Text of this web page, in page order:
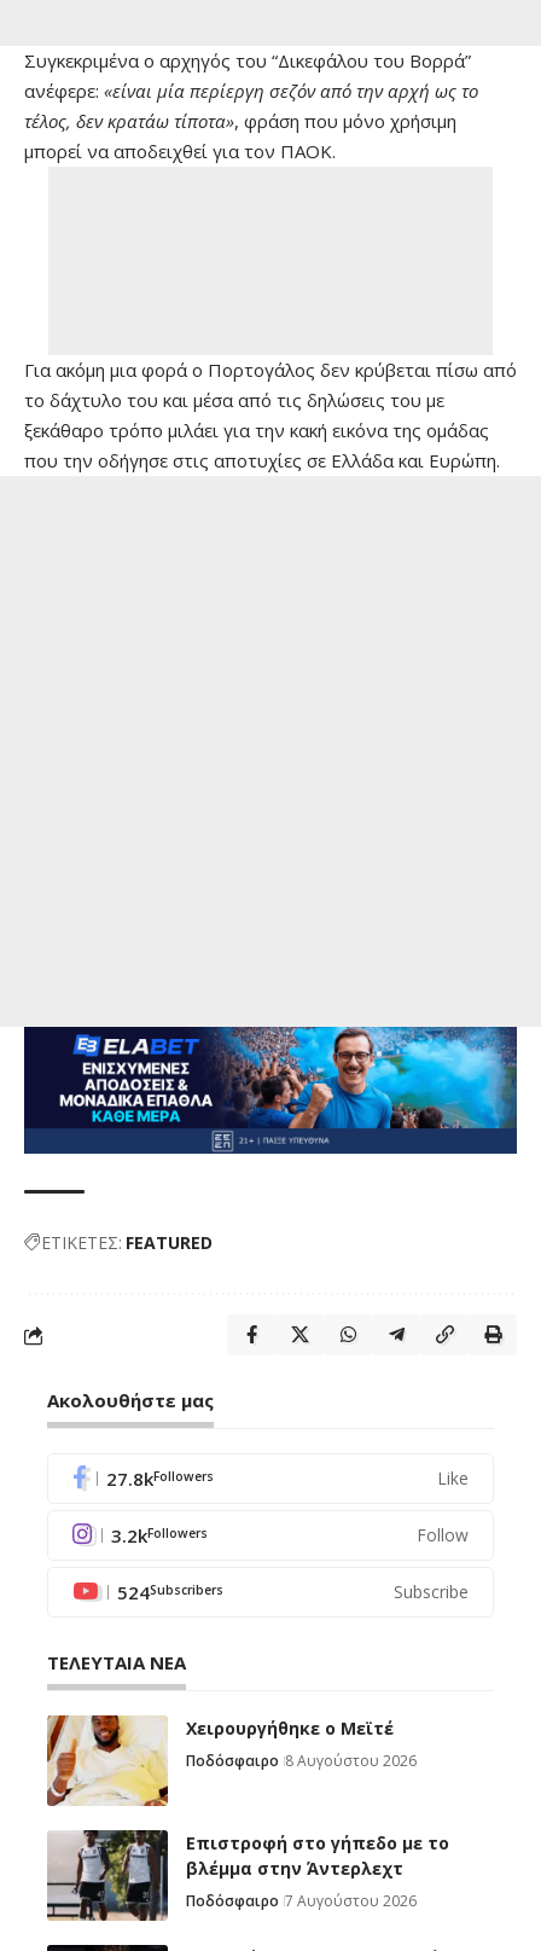
Συγκεκριμένα ο αρχηγός του “Δικεφάλου του Βορρά”
ανέφερε: «είναι μία περίεργη σεζόν από την αρχή ως το
τέλος, δεν κρατάω τίποτα», φράση που μόνο χρήσιμη
μπορεί να αποδειχθεί για τον ΠΑΟΚ.
Για ακόμη μια φορά ο Πορτογάλος δεν κρύβεται πίσω από
το δάχτυλο του και μέσα από τις δηλώσεις του με
ξεκάθαρο τρόπο μιλάει για την κακή εικόνα της ομάδας
που την οδήγησε στις αποτυχίες σε Ελλάδα και Ευρώπη.
ΕΤΙΚΕΤΕΣ: FEATURED
Ακολουθήστε μας
27.8kFollowers Like
3.2kFollowers Follow
524Subscribers Subscribe
ΤΕΛΕΥΤΑΙΑ ΝΕΑ
Χειρουργήθηκε ο Μεϊτέ
Ποδόσφαιρο 8 Αυγούστου 2026
Επιστροφή στο γήπεδο με το
βλέμμα στην Άντερλεχτ
Ποδόσφαιρο 7 Αυγούστου 2026